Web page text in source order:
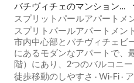
バチヴィチェのマンション・
アパート
スプリットパールアパートメ
街の素晴らしい海の眺め。
スプリトパールアパートメン
市内中心部とバチヴィチェビ
にあるモダンなアパートで、
階）にあり、2つのバルコニー
い海の景色を楽しめます。ダ
徒歩移動のしやすさ · Wi-Fi ·